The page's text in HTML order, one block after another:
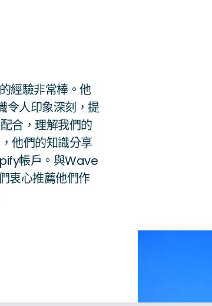
經驗非常棒。他
令人印象深刻，提
合，理解我們的
他們的知識分享
帳戶。與Wave
衷心推薦他們作